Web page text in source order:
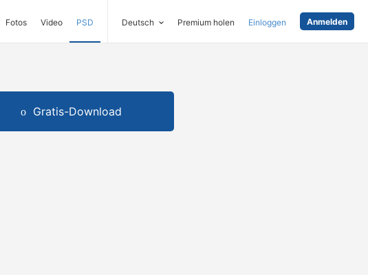
Fotos Video PSD Deutsch Premium holen Einloggen Anmelden
Gratis-Download